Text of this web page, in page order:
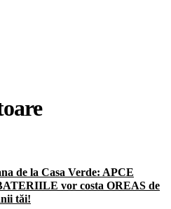
de la Casa Verde: APCE
vor costa OREAS de
tăi!